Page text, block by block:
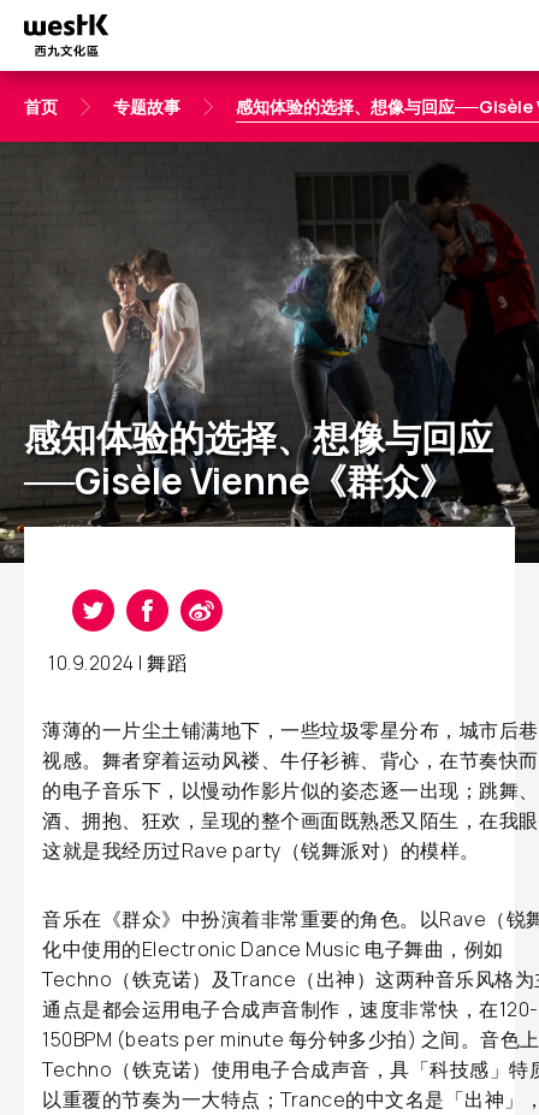
到
首页 专题故事 感知体验的选择、想像与回应
感知体验的选择、想像与回应
──Gisèle Vienne《群众》
10.9.2024 | 舞蹈
薄薄的一片尘土铺满地下，一些垃圾零星分布，城市后
视感。舞者穿着运动风褛、牛仔衫裤、背心，在节奏快
的电子音乐下，以慢动作影片似的姿态逐一出现；跳舞
酒、拥抱、狂欢，呈现的整个画面既熟悉又陌生，在我
这就是我经历过Rave party（锐舞派对）的模样。
音乐在《群众》中扮演着非常重要的角色。以Rave（锐
化中使用的Electronic Dance Music 电子舞曲，例如
Techno（铁克诺）及Trance（出神）这两种音乐风格
通点是都会运用电子合成声音制作，速度非常快，在120-
150BPM (beats per minute 每分钟多少拍) 之间。音色上
Techno（铁克诺）使用电子合成声音，具「科技感」特
以重覆的节奏为一大特点；Trance的中文名是「出神」